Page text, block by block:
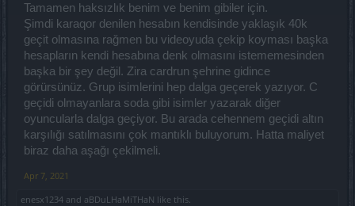
Tamamen haksızlık benim ve benim gibiler için.
Şimdi karaqor denilen hesabın kendisinde yaklaşık 40k
geçit olmasına rağmen bu videoyuda çekip koyması başka
hesapların kendi hesabına denk olmasını istememesinden
başka bir şey değil. Zira cardrun şehrine gidince
görürsünüz. Grup isimlerini hep dalga geçerek yazıyor. C
geçidi olmayanlara soda gibi isimler yazarak diğer
oyuncularla dalga geçiyor. Bu arada cehennem geçidi altın
karşılığı satılmasını çok mantıklı buluyorum. Hatta maliyet
biraz daha aşağı çekilmeli.
Apr 7, 2021
enesx1234 and aBDuLHaMiTHaN like this.